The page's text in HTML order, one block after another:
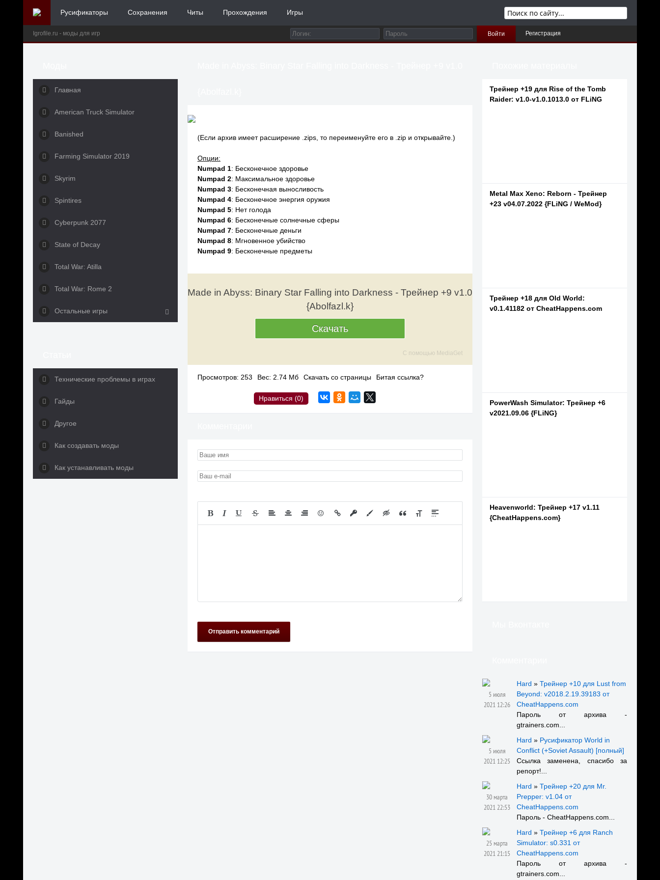
Русификаторы Сохранения Читы Прохождения Игры
Igrofile.ru - моды для игр Войти Регистрация
Главная
American Truck Simulator
Banished
Farming Simulator 2019
Skyrim
Spintires
Cyberpunk 2077
State of Decay
Total War: Atilla
Total War: Rome 2
Остальные игры
Технические проблемы в играх
Гайды
Другое
Как создавать моды
Как устанавливать моды
(Если архив имеет расширение .zips, то переименуйте его в .zip и открывайте.)
Опции:
Numpad 1: Бесконечное здоровье
Numpad 2: Максимальное здоровье
Numpad 3: Бесконечная выносливость
Numpad 4: Бесконечное энергия оружия
Numpad 5: Нет голода
Numpad 6: Бесконечные солнечные сферы
Numpad 7: Бесконечные деньги
Numpad 8: Мгновенное убийство
Numpad 9: Бесконечные предметы
Made in Abyss: Binary Star Falling into Darkness - Трейнер +9 v1.0
{Abolfazl.k}
Скачать
С помощью MediaGet
Просмотров: 253 Вес: 2.74 Мб Скачать со страницы Битая ссылка?
Нравиться (0)
Отправить комментарий
Трейнер +19 для Rise of the Tomb
Raider: v1.0-v1.0.1013.0 от FLiNG
Metal Max Xeno: Reborn - Трейнер
+23 v04.07.2022 {FLiNG / WeMod}
Трейнер +18 для Old World:
v0.1.41182 от CheatHappens.com
PowerWash Simulator: Трейнер +6
v2021.09.06 {FLiNG}
Heavenworld: Трейнер +17 v1.11
{CheatHappens.com}
5 июля
2021 12:26
Hard » Трейнер +10 для Lust from
Beyond: v2018.2.19.39183 от
CheatHappens.com
Пароль от архива -
gtrainers.com...
5 июля
2021 12:25
Hard » Русификатор World in
Conflict (+Soviet Assault) [полный]
Ссылка заменена, спасибо за
репорт!...
30 марта
2021 22:53
Hard » Трейнер +20 для Mr.
Prepper: v1.04 от
CheatHappens.com
Пароль - CheatHappens.com...
25 марта
2021 21:15
Hard » Трейнер +6 для Ranch
Simulator: s0.331 от
CheatHappens.com
Пароль от архива -
gtrainers.com...